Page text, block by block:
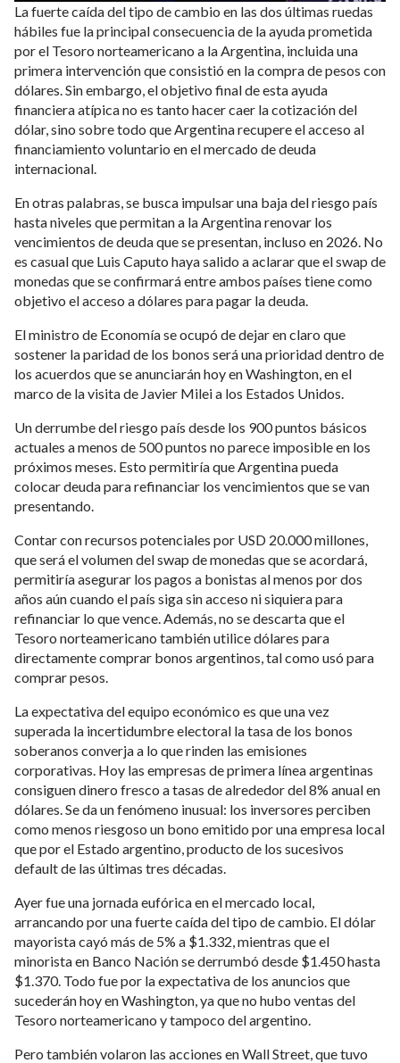
La fuerte caída del tipo de cambio en las dos últimas ruedas
hábiles fue la principal consecuencia de la ayuda prometida
por el Tesoro norteamericano a la Argentina, incluida una
primera intervención que consistió en la compra de pesos con
dólares. Sin embargo, el objetivo final de esta ayuda
financiera atípica no es tanto hacer caer la cotización del
dólar, sino sobre todo que Argentina recupere el acceso al
financiamiento voluntario en el mercado de deuda
internacional.
En otras palabras, se busca impulsar una baja del riesgo país
hasta niveles que permitan a la Argentina renovar los
vencimientos de deuda que se presentan, incluso en 2026. No
es casual que Luis Caputo haya salido a aclarar que el swap de
monedas que se confirmará entre ambos países tiene como
objetivo el acceso a dólares para pagar la deuda.
El ministro de Economía se ocupó de dejar en claro que
sostener la paridad de los bonos será una prioridad dentro de
los acuerdos que se anunciarán hoy en Washington, en el
marco de la visita de Javier Milei a los Estados Unidos.
Un derrumbe del riesgo país desde los 900 puntos básicos
actuales a menos de 500 puntos no parece imposible en los
próximos meses. Esto permitiría que Argentina pueda
colocar deuda para refinanciar los vencimientos que se van
presentando.
Contar con recursos potenciales por USD 20.000 millones,
que será el volumen del swap de monedas que se acordará,
permitiría asegurar los pagos a bonistas al menos por dos
años aún cuando el país siga sin acceso ni siquiera para
refinanciar lo que vence. Además, no se descarta que el
Tesoro norteamericano también utilice dólares para
directamente comprar bonos argentinos, tal como usó para
comprar pesos.
La expectativa del equipo económico es que una vez
superada la incertidumbre electoral la tasa de los bonos
soberanos converja a lo que rinden las emisiones
corporativas. Hoy las empresas de primera línea argentinas
consiguen dinero fresco a tasas de alrededor del 8% anual en
dólares. Se da un fenómeno inusual: los inversores perciben
como menos riesgoso un bono emitido por una empresa local
que por el Estado argentino, producto de los sucesivos
default de las últimas tres décadas.
Ayer fue una jornada eufórica en el mercado local,
arrancando por una fuerte caída del tipo de cambio. El dólar
mayorista cayó más de 5% a $1.332, mientras que el
minorista en Banco Nación se derrumbó desde $1.450 hasta
$1.370. Todo fue por la expectativa de los anuncios que
sucederán hoy en Washington, ya que no hubo ventas del
Tesoro norteamericano y tampoco del argentino.
Pero también volaron las acciones en Wall Street, que tuvo